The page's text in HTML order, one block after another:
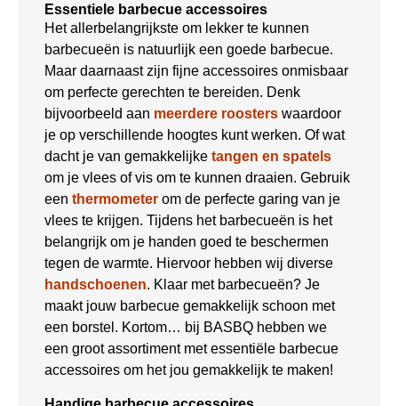
Essentiele barbecue accessoires
Het allerbelangrijkste om lekker te kunnen
barbecueën is natuurlijk een goede barbecue.
Maar daarnaast zijn fijne accessoires onmisbaar
om perfecte gerechten te bereiden. Denk
bijvoorbeeld aan meerdere roosters waardoor
je op verschillende hoogtes kunt werken. Of wat
dacht je van gemakkelijke tangen en spatels
om je vlees of vis om te kunnen draaien. Gebruik
een thermometer om de perfecte garing van je
vlees te krijgen. Tijdens het barbecueën is het
belangrijk om je handen goed te beschermen
tegen de warmte. Hiervoor hebben wij diverse
handschoenen. Klaar met barbecueën? Je
maakt jouw barbecue gemakkelijk schoon met
een borstel. Kortom… bij BASBQ hebben we
een groot assortiment met essentiële barbecue
accessoires om het jou gemakkelijk te maken!